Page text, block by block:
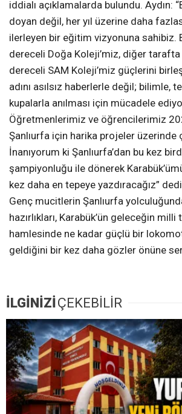
iddialı açıklamalarda bulundu. Aydın:
doyan değil, her yıl üzerine daha
ilerleyen bir eğitim vizyonuna sahibiz.
dereceli Doğa Koleji’miz, diğer tarafta
dereceli SAM Koleji’miz güçlerini
adını asılsız haberlerle değil; bilimle,
kupalarla anılması için mücadele
Öğretmenlerimiz ve öğrencilerimiz
Şanlıurfa için harika projeler üzerinde
İnanıyorum ki Şanlıurfa’dan bu kez
şampiyonluğu ile dönerek
kez daha en tepeye yazdıracağız”
Genç mucitlerin Şanlıurfa
hazırlıkları, Karabük’ün geleceğin
hamlesinde ne kadar güçlü bir
geldiğini bir kez daha gözler önüne
İLGİNİZİÇEKEBİLİR